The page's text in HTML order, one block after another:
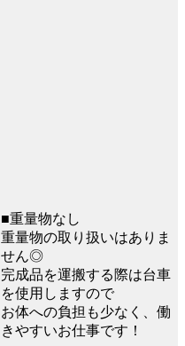
■重量物なし
重量物の取り扱いはありま
せん◎
完成品を運搬する際は台車
を使用しますので
お体への負担も少なく、働
きやすいお仕事です！